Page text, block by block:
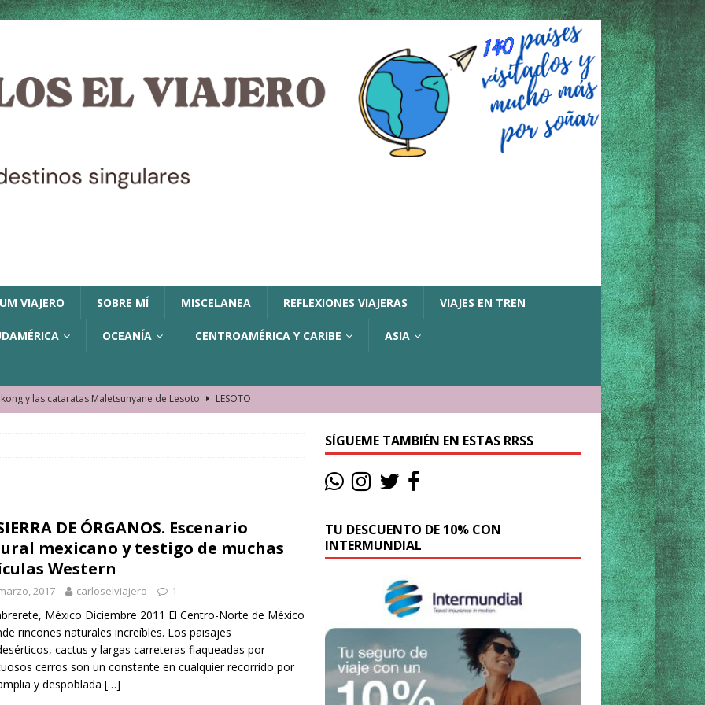
VIAJERO SOBRE MÍ MISCELANEA REFLEXIONES VIAJERAS VIAJES EN TREN
OCEANÍA CENTROAMÉRICA Y CARIBE ASIA
y las cataratas Maletsunyane de Lesoto
LESOTO
La historia de la misteriosa avioneta de la playa
JAMAICA
moverse en Seychelles de manera sostenible
Manama. La capital de Baréin
BARÉIN
El barrio más castizo de Malabo GUINEA ECUATORIAL
DE ÓRGANOS. Escenario
mexicano y testigo de muchas
Western
2017 carloselviajero 1
México Diciembre 2011 El Centro-Norte de México
rincones naturales increíbles. Los paisajes
cactus y largas carreteras flaqueadas por
cerros son un constante en cualquier recorrido por
y despoblada […]
SÍGUEME TAMBIÉN EN ESTAS RRSS
TU DESCUENTO DE 10% CON
INTERMUNDIAL